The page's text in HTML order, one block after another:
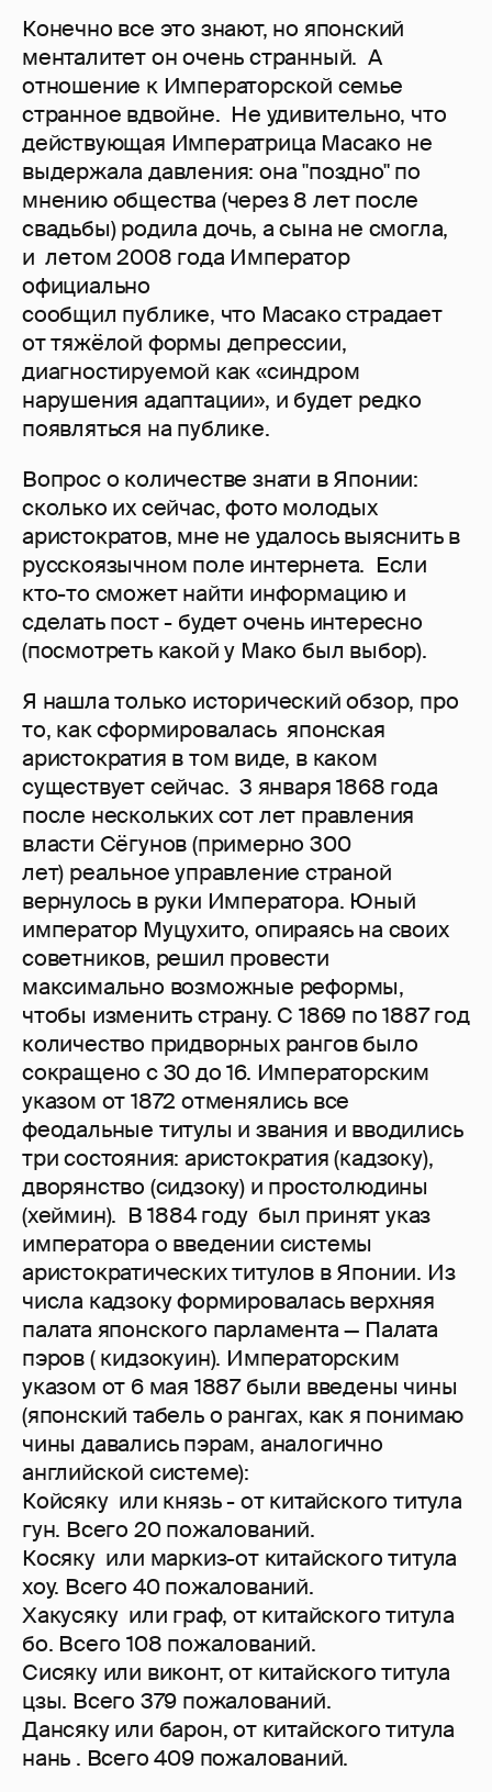
Конечно все это знают, но японский
менталитет он очень странный. А
отношение к Императорской семье
странное вдвойне. Не удивительно, что
действующая Императрица Масако не
выдержала давления: она "поздно" по
мнению общества (через 8 лет после
свадьбы) родила дочь, а сына не смогла,
и летом 2008 года Император
официально
сообщил публике, что Масако страдает
от тяжёлой формы депрессии,
диагностируемой как «синдром
нарушения адаптации», и будет редко
появляться на публике.
Вопрос о количестве знати в Японии:
сколько их сейчас, фото молодых
аристократов, мне не удалось выяснить в
русскоязычном поле интернета. Если
кто-то сможет найти информацию и
сделать пост - будет очень интересно
(посмотреть какой у Мако был выбор).
Я нашла только исторический обзор, про
то, как сформировалась японская
аристократия в том виде, в каком
существует сейчас. 3 января 1868 года
после нескольких сот лет правления
власти Сёгунов (примерно 300
лет) реальное управление страной
вернулось в руки Императора. Юный
император Муцухито, опираясь на своих
советников, решил провести
максимально возможные реформы,
чтобы изменить страну. С 1869 по 1887 год
количество придворных рангов было
сокращено с 30 до 16. Императорским
указом от 1872 отменялись все
феодальные титулы и звания и вводились
три состояния: аристократия (кадзоку),
дворянство (сидзоку) и простолюдины
(хеймин). В 1884 году был принят указ
императора о введении системы
аристократических титулов в Японии. Из
числа кадзоку формировалась верхняя
палата японского парламента — Палата
пэров ( кидзокуин). Императорским
указом от 6 мая 1887 были введены чины
(японский табель о рангах, как я понимаю
чины давались пэрам, аналогично
английской системе):
Койсяку или князь - от китайского титула
гун. Всего 20 пожалований.
Косяку или маркиз-от китайского титула
хоу. Всего 40 пожалований.
Хакусяку или граф, от китайского титула
бо. Всего 108 пожалований.
Сисяку или виконт, от китайского титула
цзы. Всего 379 пожалований.
Дансяку или барон, от китайского титула
нань . Всего 409 пожалований.